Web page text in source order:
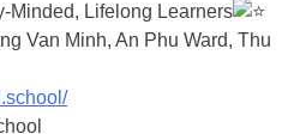
Minded, Lifelong Learners
Van Minh, An Phu Ward, Thu